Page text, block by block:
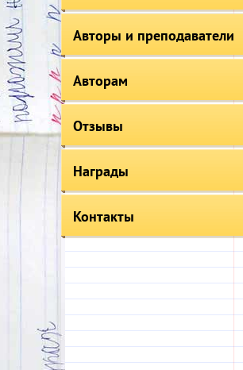
Авторы и преподаватели
Авторам
Отзывы
Награды
Контакты